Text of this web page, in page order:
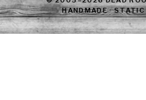
HANDMADE ·